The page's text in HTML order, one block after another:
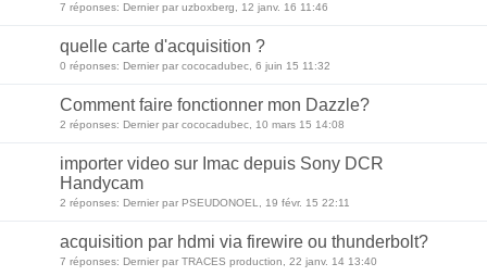
7 réponses: Dernier par uzboxberg, 12 janv. 16 11:46
quelle carte d'acquisition ?
0 réponses: Dernier par cococadubec, 6 juin 15 11:32
Comment faire fonctionner mon Dazzle?
2 réponses: Dernier par cococadubec, 10 mars 15 14:08
importer video sur Imac depuis Sony DCR
Handycam
2 réponses: Dernier par PSEUDONOEL, 19 févr. 15 22:11
acquisition par hdmi via firewire ou thunderbolt?
7 réponses: Dernier par TRACES production, 22 janv. 14 13:40